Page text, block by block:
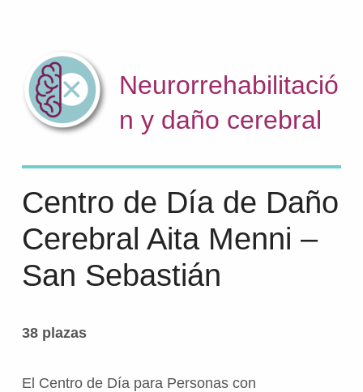
Neurorrehabilitació
n y daño cerebral
Centro de Día de Daño
Cerebral Aita Menni –
San Sebastián
38 plazas
El Centro de Día para Personas con